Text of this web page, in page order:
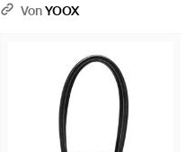
VonYOOX